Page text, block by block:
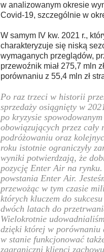
w analizowanym okresie
Covid-19, szczególnie w
W samym IV kw. 2021 r.,
charakteryzuje się niską
wymaganych przeglądów,
przewoźnik miał 275,7 mln
porównaniu z 55,4 mln zł
Po raz trzeci w historii
sprzedaży osiągnięty w
po kryzysie
obowiązujących przez
podróżowaniu oraz
roku istotnie ograniczyły
wyniki potwierdzają, że
pozycję Enter Air na
powstania Enter Air.
przewożąc w tym czasie
których kluczem do
dwóch latach do
Wielokrotnie
dzięki której w porównaniu
w stanie funkcjonować
zagraniczni klienci